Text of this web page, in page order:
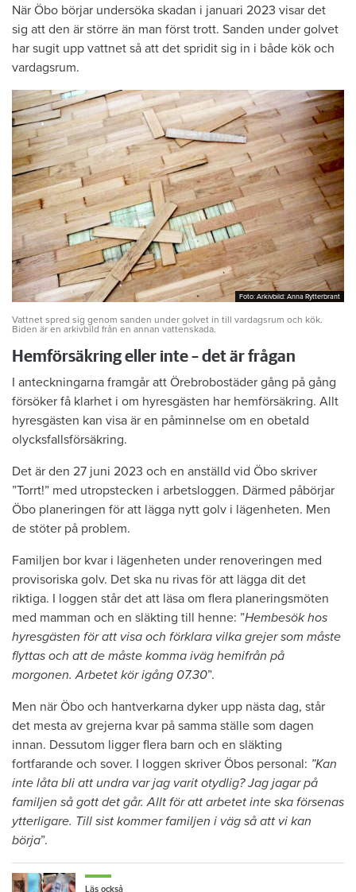
När Öbo börjar undersöka skadan i januari 2023 visar det
sig att den är större än man först trott. Sanden under golvet
har sugit upp vattnet så att det spridit sig in i både kök och
vardagsrum.
Foto: Arkivbild: Anna Rytterbrant
Foto: Arkivbild: Anna Rytterbrant
Vattnet spred sig genom sanden under golvet in till vardagsrum och kök.
Biden är en arkivbild från en annan vattenskada.
Hemförsäkring eller inte – det är frågan
I anteckningarna framgår att Örebrobostäder gång på gång
försöker få klarhet i om hyresgästen har hemförsäkring. Allt
hyresgästen kan visa är en påminnelse om en obetald
olycksfallsförsäkring.
Det är den 27 juni 2023 och en anställd vid Öbo skriver
”Torrt!” med utropstecken i arbetsloggen. Därmed påbörjar
Öbo planeringen för att lägga nytt golv i lägenheten. Men
de stöter på problem.
Familjen bor kvar i lägenheten under renoveringen med
provisoriska golv. Det ska nu rivas för att lägga dit det
riktiga. I loggen står det att läsa om flera planeringsmöten
med mamman och en släkting till henne: ”Hembesök hos
hyresgästen för att visa och förklara vilka grejer som måste
flyttas och att de måste komma iväg hemifrån på
morgonen. Arbetet kör igång 07.30”.
Men när Öbo och hantverkarna dyker upp nästa dag, står
det mesta av grejerna kvar på samma ställe som dagen
innan. Dessutom ligger flera barn och en släkting
fortfarande och sover. I loggen skriver Öbos personal: ”Kan
inte låta bli att undra var jag varit otydlig? Jag jagar på
familjen så gott det går. Allt för att arbetet inte ska försenas
ytterligare. Till sist kommer familjen i väg så att vi kan
börja”.
Läs också